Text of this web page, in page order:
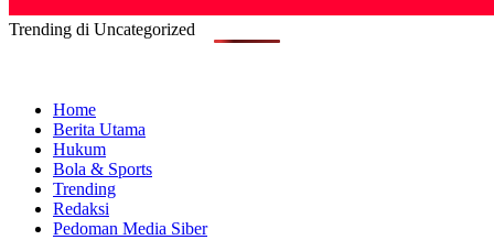
Trending di Uncategorized
Home
Berita Utama
Hukum
Bola & Sports
Trending
Redaksi
Pedoman Media Siber